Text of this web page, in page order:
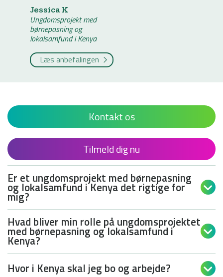
Jessica K
Ungdomsprojekt med
børnepasning og
lokalsamfund i Kenya
Læs anbefalingen
Kontakt os
Tilmeld dig nu
Er et ungdomsprojekt med børnepasning
og lokalsamfund i Kenya det rigtige for
mig?

Hvad bliver min rolle på ungdomsprojektet
med børnepasning og lokalsamfund i
Kenya?

Hvor i Kenya skal jeg bo og arbejde? 